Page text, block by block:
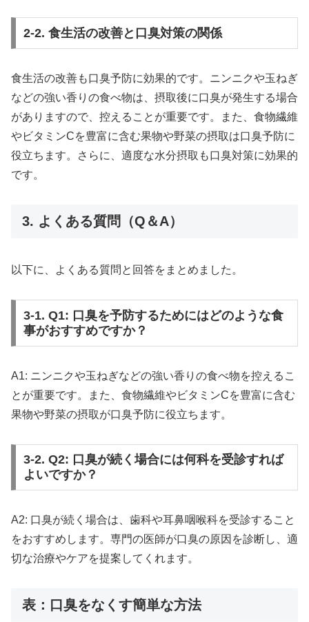
2-2. 食生活の改善と口臭対策の関係
食生活の改善も口臭予防に効果的です。ニンニクや玉ねぎ
などの強い香りの食べ物は、摂取後に口臭が発生する場合
がありますので、控えることが重要です。また、食物繊維
やビタミンCを豊富に含む果物や野菜の摂取は口臭予防に
役立ちます。さらに、適度な水分摂取も口臭対策に効果的
です。
3. よくある質問（Q＆A）
以下に、よくある質問と回答をまとめました。
3-1. Q1: 口臭を予防するためにはどのような食
事がおすすめですか？
A1: ニンニクや玉ねぎなどの強い香りの食べ物を控えるこ
とが重要です。また、食物繊維やビタミンCを豊富に含む
果物や野菜の摂取が口臭予防に役立ちます。
3-2. Q2: 口臭が続く場合には何科を受診すれば
よいですか？
A2: 口臭が続く場合は、歯科や耳鼻咽喉科を受診すること
をおすすめします。専門の医師が口臭の原因を診断し、適
切な治療やケアを提案してくれます。
表：口臭をなくす簡単な方法